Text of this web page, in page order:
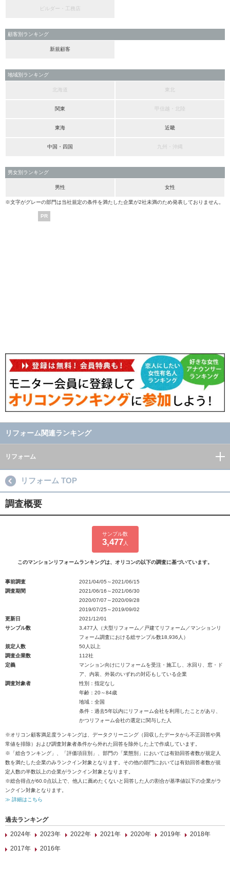
ビルダー・工務店
顧客別ランキング
新規顧客
地域別ランキング
北海道 東北
関東 甲信越・北陸
東海 近畿
中国・四国 九州・沖縄
男女別ランキング
男性 女性
※文字がグレーの部門は当社規定の条件を満たした企業が2社未満のため発表しておりません。
PR
リフォーム関連ランキング
リフォーム
リフォーム TOP
調査概要
サンプル数
3,477 人
このマンションリフォームランキングは、オリコンの以下の調査に基づいています。
事前調査
2021/04/05～2021/06/15
調査期間
2021/06/16～2021/06/30
2020/07/07～2020/09/28
2019/07/25～2019/09/02
更新日
2021/12/01
サンプル数
3,477人（大型リフォーム／戸建てリフォーム／マンションリ
フォーム調査における総サンプル数18,936人）
規定人数
50人以上
調査企業数
112社
定義
マンション向けにリフォームを受注・施工し、水回り、窓・ド
ア、内装、外装のいずれの対応もしている企業
調査対象者
性別：指定なし
年齢：20～84歳
地域：全国
条件：過去5年以内にリフォーム会社を利用したことがあり、
かつリフォーム会社の選定に関与した人
※オリコン顧客満足度ランキングは、データクリーニング（回収したデータから不正回答や異
常値を排除）および調査対象者条件から外れた回答を除外した上で作成しています。
※「総合ランキング」、「評価項目別」、部門の「業態別」においては有効回答者数が規定人
数を満たした企業のみランクイン対象となります。その他の部門においては有効回答者数が規
定人数の半数以上の企業がランクイン対象となります。
※総合得点が60.0点以上で、他人に薦めたくないと回答した人の割合が基準値以下の企業がラ
ンクイン対象となります。
≫ 詳細はこちら
過去ランキング
2024年
2023年 2022年 2021年 2020年 2019年
2018年
2017年
2016年